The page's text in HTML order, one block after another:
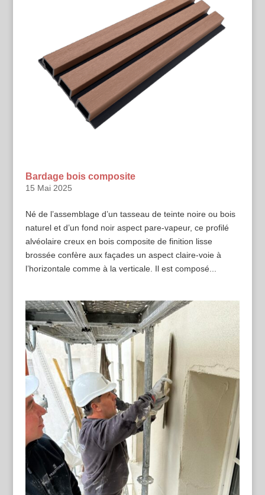
Bardage bois composite
15 Mai 2025
Né de l’assemblage d’un tasseau de teinte noire ou bois
naturel et d’un fond noir aspect pare-vapeur, ce profilé
alvéolaire creux en bois composite de finition lisse
brossée confère aux façades un aspect claire-voie à
l’horizontale comme à la verticale. Il est composé...